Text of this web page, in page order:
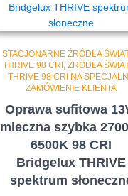
STACJONARNE ŹRÓDŁA
THRIVE 98 CRI
ŹRÓDŁA
THRIVE 98 CRI NA
ZAMÓWIENIE KLIENTA
Oprawa sufitowa
mleczna szybka
6500K 98 CRI
Bridgelux THRIVE
spektrum